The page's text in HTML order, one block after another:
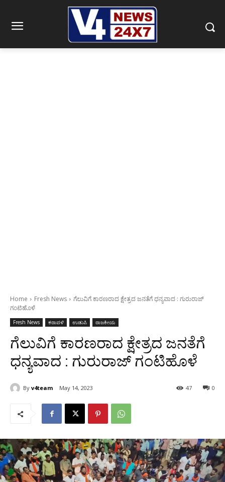
Home Fresh News
ಗೆಲುವಿಗೆ ಕಾರಣರಾದ ಕ್ಷೇತ್ರದ ಜನತೆಗೆ ಧನ್ಯವಾದ : ಗುರುರಾಜ್
ಗಂಟಿಹೊಳೆ
Fresh News ಕರಾವಳಿ ಉಡುಪಿ ರಾಜಕೀಯ
ಗೆಲುವಿಗೆ ಕಾರಣರಾದ ಕ್ಷೇತ್ರದ ಜನತೆಗೆ
ಧನ್ಯವಾದ : ಗುರುರಾಜ್ ಗಂಟಿಹೊಳೆ
By v4team May 14, 2023 0
47